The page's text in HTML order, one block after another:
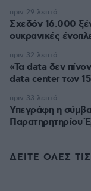
Σχεδόν 16.000
ουκρανικές
πριν 29 λεπτά
«Τα data δεν
data center των 15
πριν 32 λεπτά
Υπεγράφη η
Παρατηρητηρίου
πριν 33 λεπτά
ΔΕΙΤΕ ΟΛΕΣ